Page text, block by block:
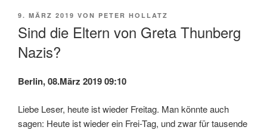
VERÖFFENTLICHT
9. MÄRZ 2019 VON PETER HOLLATZ
Sind die Eltern von Greta Thunberg
Nazis?
Berlin, 08.März 2019 09:10
Liebe Leser, heute ist wieder Freitag. Man könnte auch
sagen: Heute ist wieder ein Frei-Tag, und zwar für tausende